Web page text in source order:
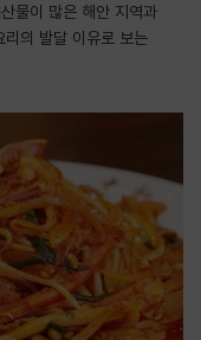
물이 많은 해안 지역과
리의 발달 이유로 보는